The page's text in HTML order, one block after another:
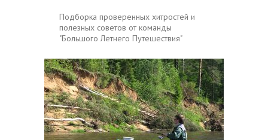
Подборка проверенных хитростей и
полезных советов от команды
"Большого Летнего Путешествия"